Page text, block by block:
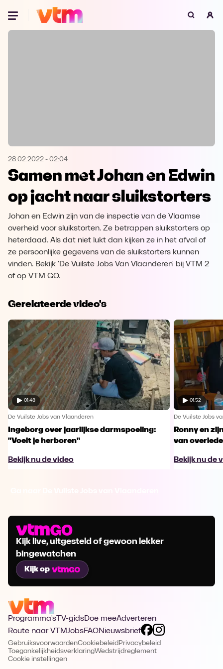
Oeps, browser niet ondersteund
Microsoft Edge Download
Opera Download
28.02.2022 - 02:04
Samen met Johan en Edwin
op jacht naar sluikstorters
Johan en Edwin zijn van de inspectie van de Vlaamse
overheid voor sluikstorten. Ze betrappen sluikstorters op
heterdaad. Als dat niet lukt dan kijken ze in het afval of
ze persoonlijke gegevens van de sluikstorters kunnen
vinden. Bekijk 'De Vuilste Jobs Van Vlaanderen' bij VTM 2
of op VTM GO.
Gerelateerde video's
01:48
De Vuilste Jobs van Vlaanderen
Ingeborg over jaarlijkse darmspoeling:
"Voelt je herboren"
Bekijk nu de video
01:52
De Vuilste Jobs
Ronny en
van
Bekijk nu de
Kijk live, uitgesteld of gewoon lekker
bingewatchen
Kijk op
Programma's TV-gidsDoe meeAdverteren
Route naar VTMJobsFAQNieuwsbrief
GebruiksvoorwaardenCookiebeleid Privacybeleid
ToegankelijkheidsverklaringWedstrijdreglement
Cookie instellingen